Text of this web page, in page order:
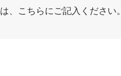
、こちらにご記入ください。